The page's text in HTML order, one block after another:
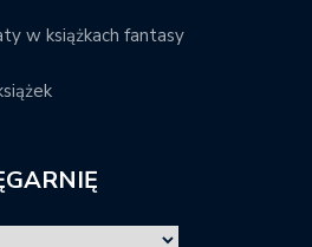
w książkach fantasy